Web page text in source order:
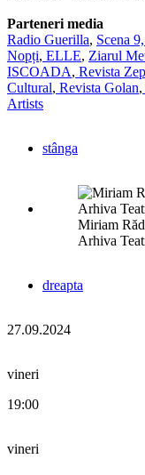
Parteneri media
Radio Guerilla, Scena 9,
Nopți, ELLE, Ziarul
ISCOADA, Revista
Cultural, Revista Golan,
Artists
stânga
Miriam
Arhiva
dreapta
27.09.2024
vineri
19:00
vineri